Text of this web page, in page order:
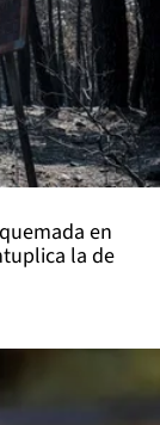
en
la de